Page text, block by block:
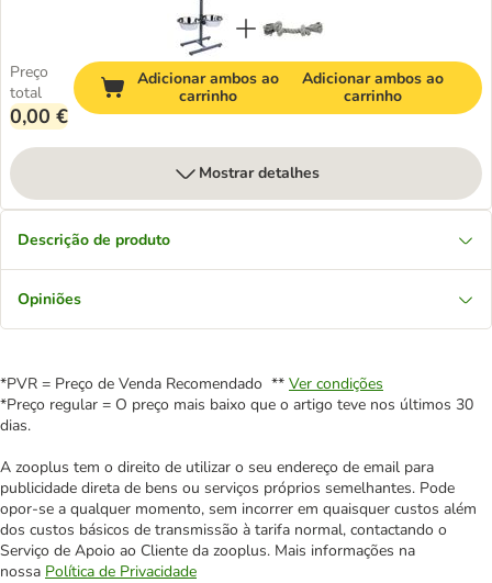
Preço
total
0,00 €
Adicionar ambos ao
carrinho
Adicionar ambos ao
carrinho
Mostrar detalhes
Descrição de produto
Opiniões
*PVR = Preço de Venda Recomendado ** Ver condições
*Preço regular = O preço mais baixo que o artigo teve nos últimos 30
dias.
A zooplus tem o direito de utilizar o seu endereço de email para
publicidade direta de bens ou serviços próprios semelhantes. Pode
opor-se a qualquer momento, sem incorrer em quaisquer custos além
dos custos básicos de transmissão à tarifa normal, contactando o
Serviço de Apoio ao Cliente da zooplus. Mais informações na
nossa Política de Privacidade